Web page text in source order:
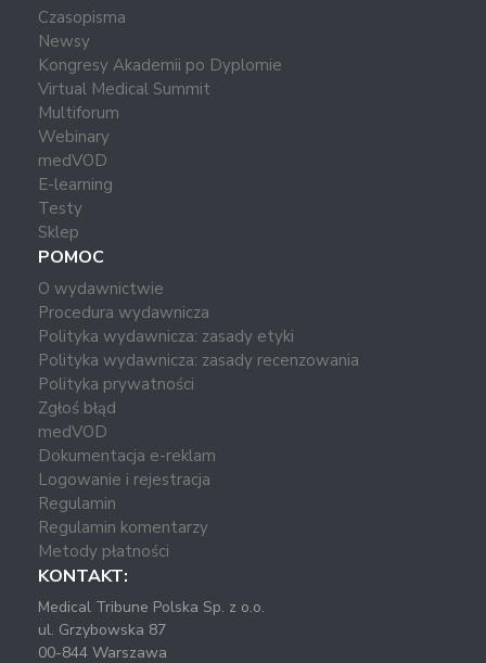
Czasopisma
Newsy
Kongresy Akademii po Dyplomie
Virtual Medical Summit
Multiforum
Webinary
medVOD
E-learning
Testy
Sklep
POMOC
O wydawnictwie
Procedura wydawnicza
Polityka wydawnicza: zasady etyki
Polityka wydawnicza: zasady recenzowania
Polityka prywatności
Zgłoś błąd
medVOD
Dokumentacja e-reklam
Logowanie i rejestracja
Regulamin
Regulamin komentarzy
Metody płatności
KONTAKT:
Medical Tribune Polska Sp. z o.o.
ul. Grzybowska 87
00-844 Warszawa